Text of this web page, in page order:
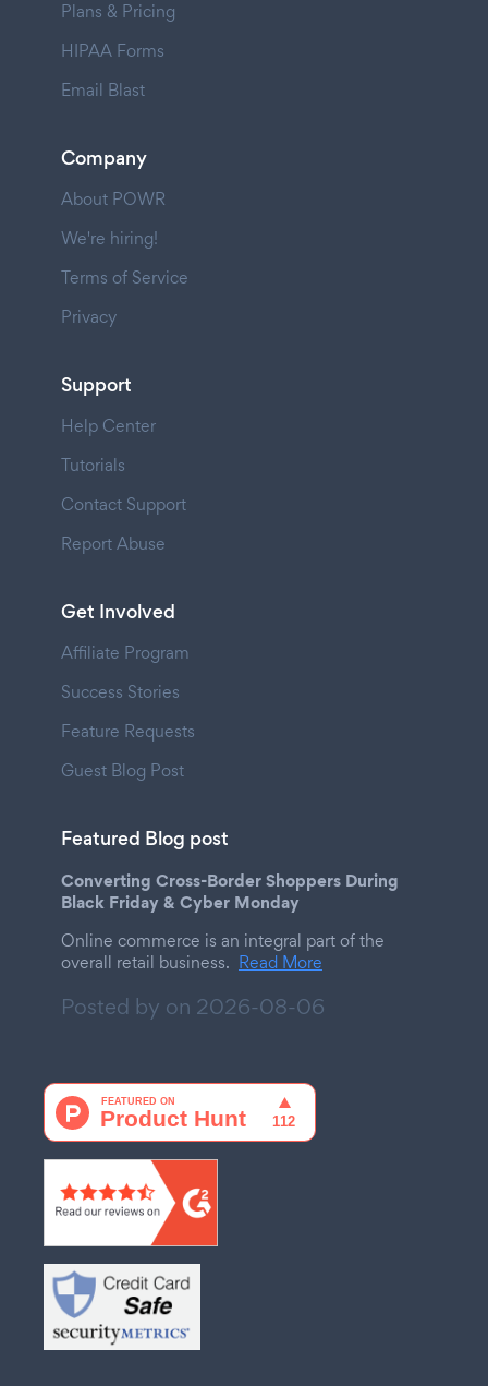
Plans & Pricing
HIPAA Forms
Email Blast
Company
About POWR
We're hiring!
Terms of Service
Privacy
Support
Help Center
Tutorials
Contact Support
Report Abuse
Get Involved
Affiliate Program
Success Stories
Feature Requests
Guest Blog Post
Featured Blog post
Converting Cross-Border Shoppers During
Black Friday & Cyber Monday
Online commerce is an integral part of the
overall retail business. Read More
Posted by on 2026-08-06